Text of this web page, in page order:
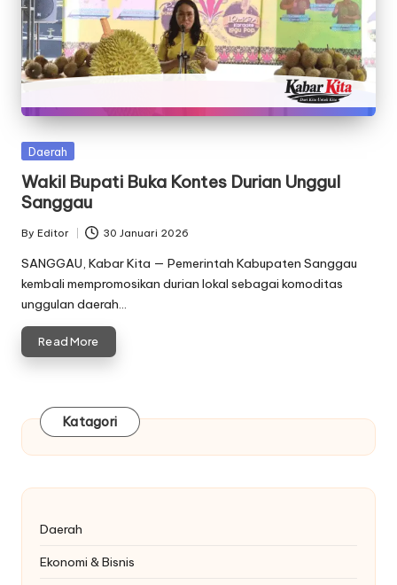
Posted
Daerah
Wakil Bupati Buka Kontes Durian Unggul
Sanggau
Posted
by
By Editor 30 Januari 2026
SANGGAU, Kabar Kita — Pemerintah Kabupaten Sanggau
kembali mempromosikan durian lokal sebagai komoditas
unggulan daerah…
Read More
Katagori
Daerah
Ekonomi & Bisnis